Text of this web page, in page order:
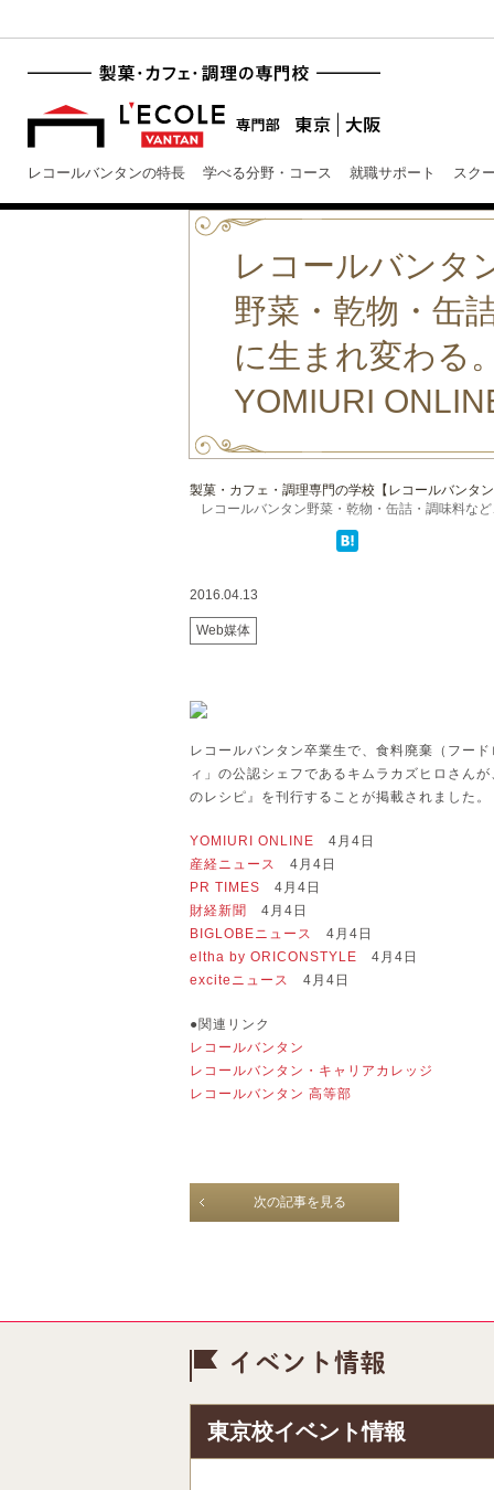
レコールバンタンの特長 学べる分野・コース 就職サポート スク
レコールバンタ
野菜・乾物・缶
に生まれ変わる
YOMIURI
製菓・カフェ・調理専門の学校【レコールバンタ
レコールバンタン野菜・乾物・缶詰・調味料な
2016.04.13
Web媒体
レコールバンタン卒業生で、食料廃棄（フー
ィ」の公認シェフであるキムラカズヒロさん
のレシピ』を刊行することが掲載されました。
YOMIURI ONLINE 4月4日
産経ニュース
4月4日
PR TIMES 4月4日
財経新聞
4月4日
BIGLOBEニュース
4月4日
eltha by ORICONSTYLE 4月4日
exciteニュース
4月4日
●関連リンク
レコールバンタン
レコールバンタン・キャリアカレッジ
レコールバンタン 高等部
次の記事を見る
東京校イベント情報